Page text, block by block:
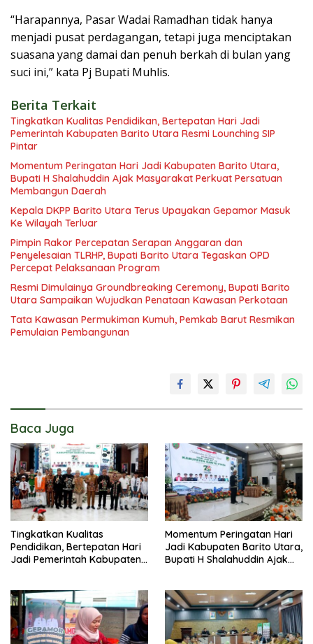
“Harapannya, Pasar Wadai Ramadhan tidak hanya
menjadi pusat perdagangan, tetapi juga menciptakan
suasana yang damai dan penuh berkah di bulan yang
suci ini,” kata Pj Bupati Muhlis.
Berita Terkait
Tingkatkan Kualitas Pendidikan, Bertepatan Hari Jadi
Pemerintah Kabupaten Barito Utara Resmi Lounching SIP
Pintar
Momentum Peringatan Hari Jadi Kabupaten Barito Utara,
Bupati H Shalahuddin Ajak Masyarakat Perkuat Persatuan
Membangun Daerah
Kepala DKPP Barito Utara Terus Upayakan Gepamor Masuk
Ke Wilayah Terluar
Pimpin Rakor Percepatan Serapan Anggaran dan
Penyelesaian TLRHP, Bupati Barito Utara Tegaskan OPD
Percepat Pelaksanaan Program
Resmi Dimulainya Groundbreaking Ceremony, Bupati Barito
Utara Sampaikan Wujudkan Penataan Kawasan Perkotaan
Tata Kawasan Permukiman Kumuh, Pemkab Barut Resmikan
Pemulaian Pembangunan
Baca Juga
Tingkatkan Kualitas
Pendidikan, Bertepatan Hari
Jadi Pemerintah Kabupaten
Momentum Peringatan Hari
Jadi Kabupaten Barito Utara,
Bupati H Shalahuddin Ajak
Daerah